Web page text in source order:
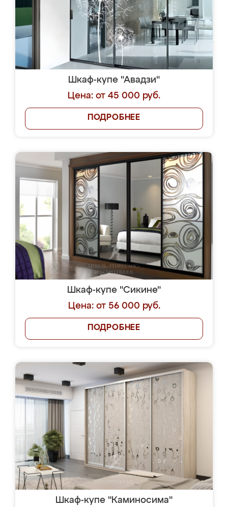
Шкаф-купе "Авадзи"
Цена: от 45 000 руб.
ПОДРОБНЕЕ
Шкаф-купе "Сикине"
Цена: от 56 000 руб.
ПОДРОБНЕЕ
Шкаф-купе "Каминосима"